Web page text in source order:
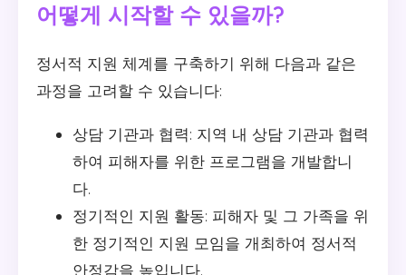
어떻게 시작할 수 있을까?
정서적 지원 체계를 구축하기 위해 다음과 같은
과정을 고려할 수 있습니다:
상담 기관과 협력: 지역 내 상담 기관과 협력
하여 피해자를 위한 프로그램을 개발합니
다.
정기적인 지원 활동: 피해자 및 그 가족을 위
한 정기적인 지원 모임을 개최하여 정서적
안정감을 높입니다.